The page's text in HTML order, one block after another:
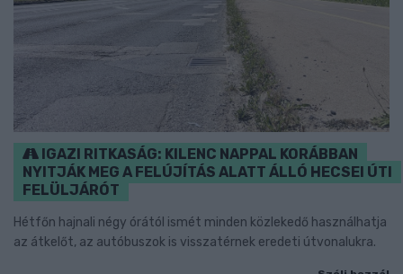
IGAZI RITKASÁG: KILENC NAPPAL KORÁBBAN
NYITJÁK MEG A FELÚJÍTÁS ALATT ÁLLÓ HECSEI ÚTI
FELÜLJÁRÓT
Hétfőn hajnali négy órától ismét minden közlekedő használhatja
az átkelőt, az autóbuszok is visszatérnek eredeti útvonalukra.